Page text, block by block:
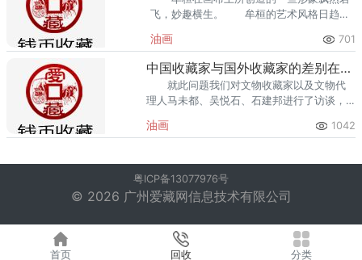
飞，妙趣横生。 牟桓的艺术风格日趋完
间》运动。
油画 701
中国收藏家与国外收藏家的差别在哪里
就此问题我们对文物收藏家以及文物代
理人马未都、吴悦石、石建邦进行了访谈，
收藏观念与行为模式截然不同。
油画 1042
粤ICP备13077976号
© 2026 广州爱藏网信息技术有限公司
首页 回收 分类